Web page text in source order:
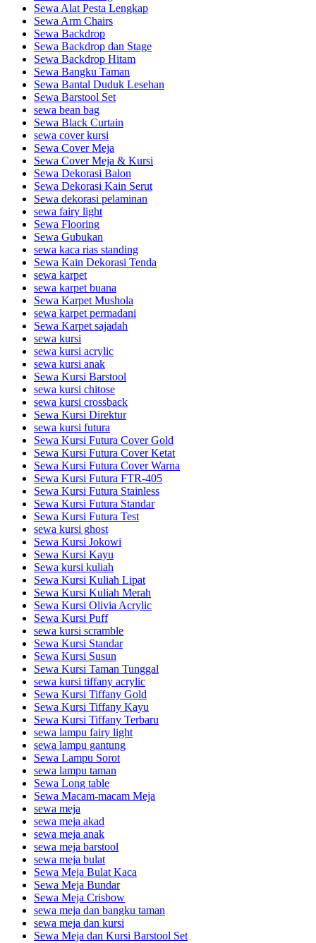
Sewa Alat Pesta Lengkap
Sewa Arm Chairs
Sewa Backdrop
Sewa Backdrop dan Stage
Sewa Backdrop Hitam
Sewa Bangku Taman
Sewa Bantal Duduk Lesehan
Sewa Barstool Set
sewa bean bag
Sewa Black Curtain
sewa cover kursi
Sewa Cover Meja
Sewa Cover Meja & Kursi
Sewa Dekorasi Balon
Sewa Dekorasi Kain Serut
Sewa dekorasi pelaminan
sewa fairy light
Sewa Flooring
Sewa Gubukan
sewa kaca rias standing
Sewa Kain Dekorasi Tenda
sewa karpet
sewa karpet buana
Sewa Karpet Mushola
sewa karpet permadani
Sewa Karpet sajadah
sewa kursi
sewa kursi acrylic
sewa kursi anak
Sewa Kursi Barstool
sewa kursi chitose
sewa kursi crossback
Sewa Kursi Direktur
sewa kursi futura
Sewa Kursi Futura Cover Gold
Sewa Kursi Futura Cover Ketat
Sewa Kursi Futura Cover Warna
Sewa Kursi Futura FTR-405
Sewa Kursi Futura Stainless
Sewa Kursi Futura Standar
Sewa Kursi Futura Test
sewa kursi ghost
Sewa Kursi Jokowi
Sewa Kursi Kayu
Sewa kursi kuliah
Sewa Kursi Kuliah Lipat
Sewa Kursi Kuliah Merah
Sewa Kursi Olivia Acrylic
Sewa Kursi Puff
sewa kursi scramble
Sewa Kursi Standar
Sewa Kursi Susun
Sewa Kursi Taman Tunggal
sewa kursi tiffany acrylic
Sewa Kursi Tiffany Gold
Sewa Kursi Tiffany Kayu
Sewa Kursi Tiffany Terbaru
sewa lampu fairy light
sewa lampu gantung
Sewa Lampu Sorot
sewa lampu taman
Sewa Long table
Sewa Macam-macam Meja
sewa meja
sewa meja akad
sewa meja anak
sewa meja barstool
sewa meja bulat
Sewa Meja Bulat Kaca
Sewa Meja Bundar
Sewa Meja Crisbow
sewa meja dan bangku taman
sewa meja dan kursi
Sewa Meja dan Kursi Barstool Set